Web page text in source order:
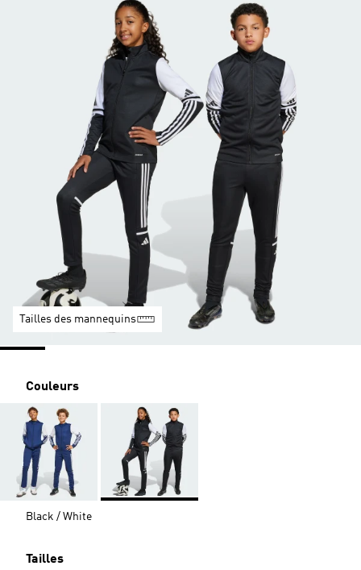
Tailles des mannequins
Couleurs
Black / White
Tailles